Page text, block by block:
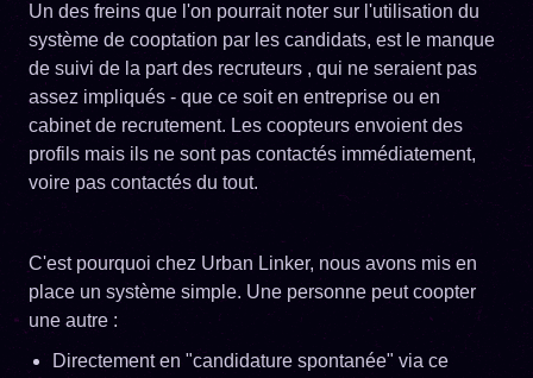
Un des freins que l'on pourrait noter sur l'utilisation du
système de cooptation par les candidats, est le manque
de suivi de la part des recruteurs , qui ne seraient pas
assez impliqués - que ce soit en entreprise ou en
cabinet de recrutement. Les coopteurs envoient des
profils mais ils ne sont pas contactés immédiatement,
voire pas contactés du tout.
C'est pourquoi chez Urban Linker, nous avons mis en
place un système simple. Une personne peut coopter
une autre :
Directement en "candidature spontanée" via ce